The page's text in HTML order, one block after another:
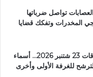
تواصل ضرباتها
المخدرات وتفكك قضايا
تازة تستعد لاستحقاقات 23 شتنبر 2026… أسماء
للغرفة الأولى وأخرى